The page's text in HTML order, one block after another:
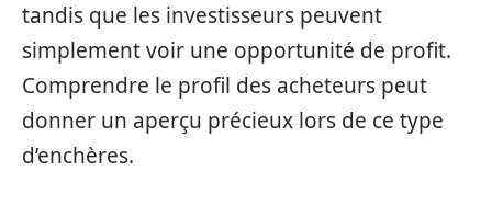
tandis que les investisseurs peuvent
simplement voir une opportunité de profit.
Comprendre le profil des acheteurs peut
donner un aperçu précieux lors de ce type
d’enchères.